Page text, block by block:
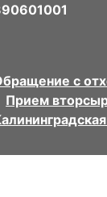
с
Прием